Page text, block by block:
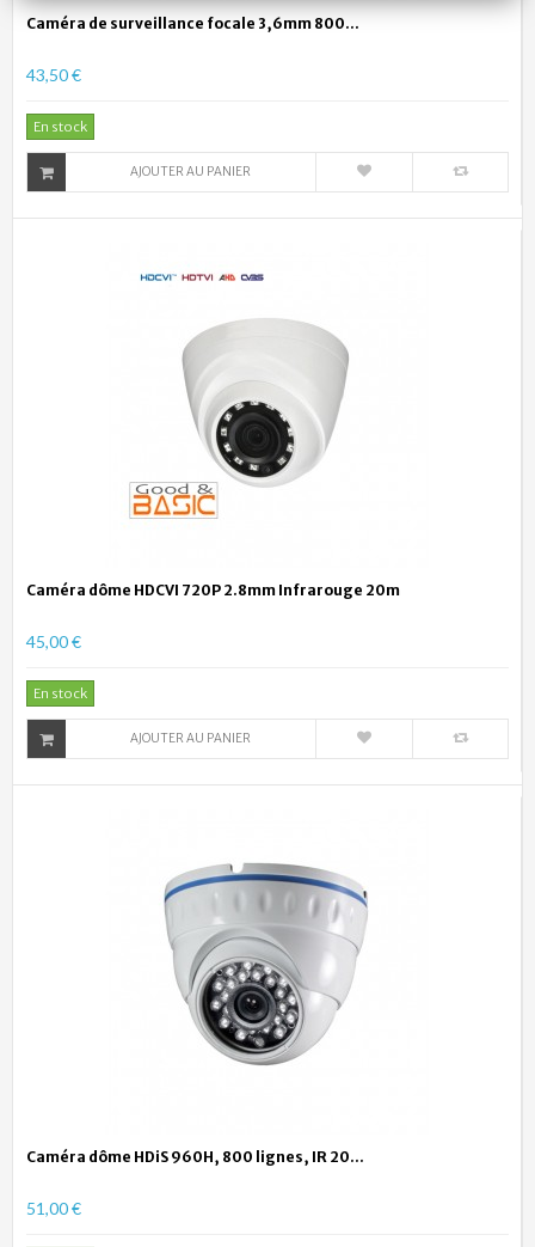
Caméra de surveillance focale 3,6mm 800...
43,50 €
En stock
AJOUTER AU PANIER
Caméra dôme HDCVI 720P 2.8mm Infrarouge 20m
45,00 €
En stock
AJOUTER AU PANIER
Caméra dôme HDiS 960H, 800 lignes, IR 20...
51,00 €